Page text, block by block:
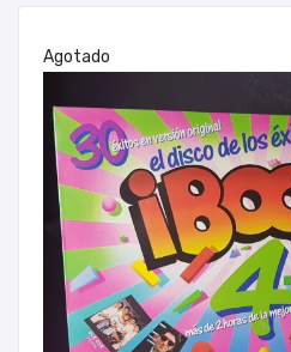
Agotado